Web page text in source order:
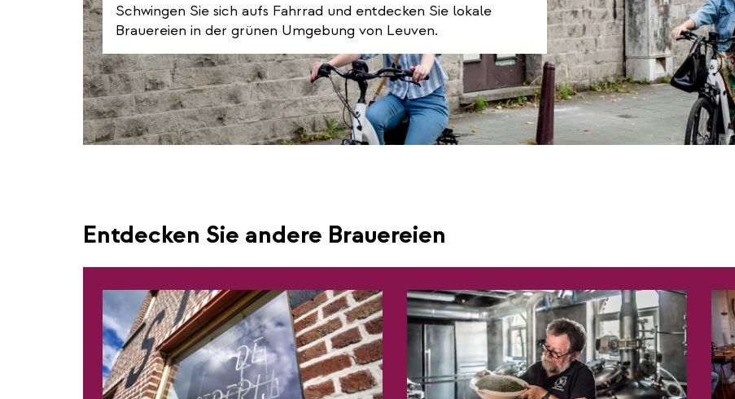
Schwingen Sie sich aufs Fahrrad und entdecken Sie lokale
Brauereien in der grünen Umgebung von Leuven.
Entdecken Sie andere Brauereien